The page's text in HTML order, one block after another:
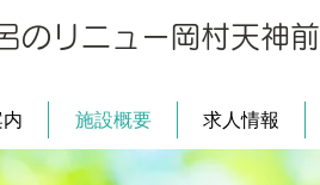
のリニュー岡村天神前
施設概要 求人情報